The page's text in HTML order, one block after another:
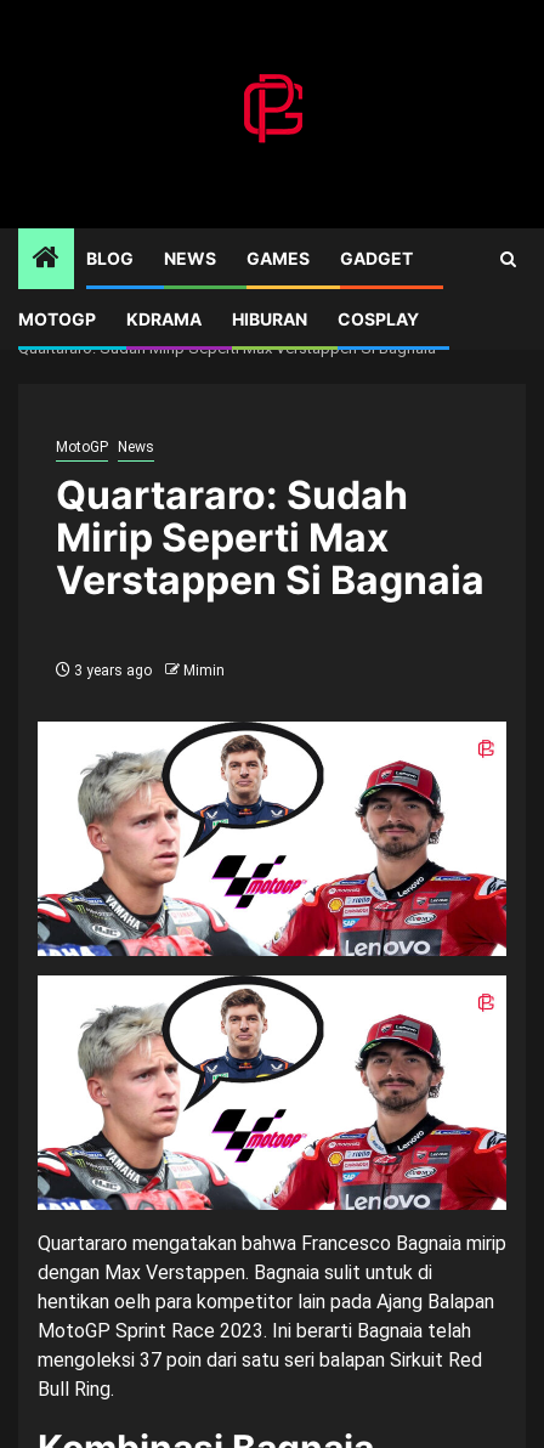
BLOG NEWS GAMES GADGET
MOTOGP KDRAMA HIBURAN COSPLAY
Home
News
Quartararo: Sudah Mirip Seperti Max Verstappen Si Bagnaia
MotoGP News
Quartararo: Sudah
Mirip Seperti Max
Verstappen Si Bagnaia
3 years ago Mimin
Quartararo mengatakan bahwa Francesco Bagnaia mirip
dengan Max Verstappen. Bagnaia sulit untuk di
hentikan oelh para kompetitor lain pada Ajang Balapan
MotoGP Sprint Race 2023. Ini berarti Bagnaia telah
mengoleksi 37 poin dari satu seri balapan Sirkuit Red
Bull Ring.